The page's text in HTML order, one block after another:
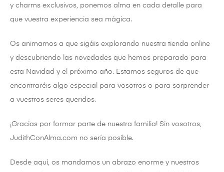
y charms exclusivos, ponemos alma en cada detalle para
que vuestra experiencia sea mágica.
Os animamos a que sigáis explorando nuestra tienda online
y descubriendo las novedades que hemos preparado para
esta Navidad y el próximo año. Estamos seguros de que
encontraréis algo especial para vosotros o para sorprender
a vuestros seres queridos.
¡Gracias por formar parte de nuestra familia! Sin vosotros,
JudithConAlma.com no sería posible.
Desde aquí, os mandamos un abrazo enorme y nuestros